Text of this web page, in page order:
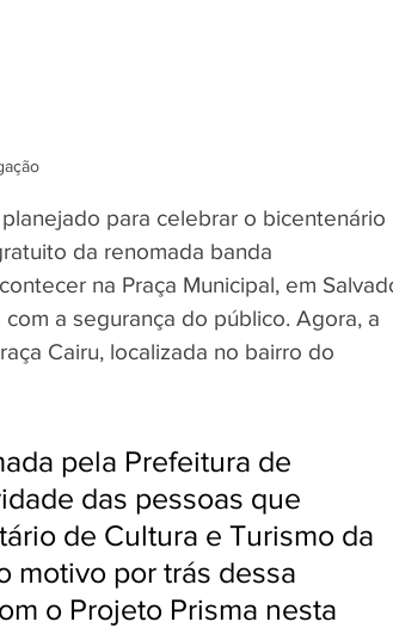
para celebrar o bicentenário
da renomada banda
na Praça Municipal, em
a segurança do público. Agora, a
Cairu, localizada no bairro do
pela Prefeitura de
das pessoas que
de Cultura e Turismo da
motivo por trás dessa
o Projeto Prisma nesta